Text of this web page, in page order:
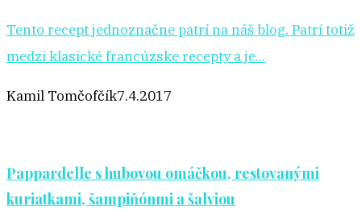
Tento recept jednoznačne patrí na náš blog. Patrí totiž
medzi klasické francúzske recepty a je...
Kamil Tomčofčík7.4.2017
Pappardelle s hubovou omáčkou, restovanými
kuriatkami, šampiňónmi a šalviou